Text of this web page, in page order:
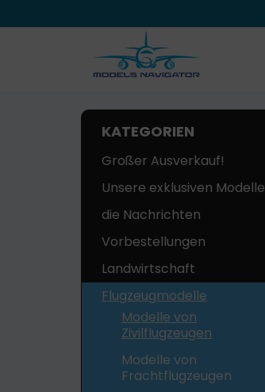
KATEGORIEN
Großer Ausverkauf!
Unsere exklusiven Modelle
die Nachrichten
Vorbestellungen
Landwirtschaft
Flugzeugmodelle
Modelle von
Zivilflugzeugen
Modelle von
Frachtflugzeugen